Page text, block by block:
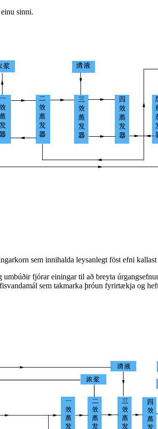
sinni.
sem innihalda leysanlegt föst efni
fjórar einingar til að breyta
sem takmarka þróun fyrirtækja og